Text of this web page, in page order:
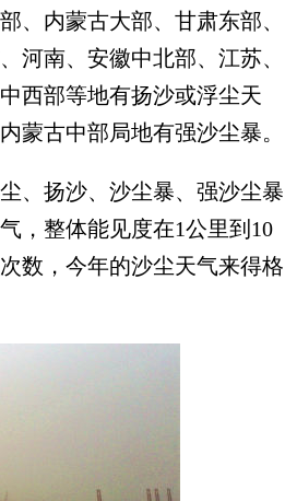
、内蒙古大部、甘肃东部、
河南、安徽中北部、江苏、
西部等地有扬沙或浮尘天
蒙古中部局地有强沙尘暴。
扬沙、沙尘暴、强沙尘暴
，整体能见度在1公里到10
数，今年的沙尘天气来得格